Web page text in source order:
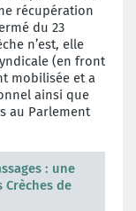
récupération
du 23
n’est, elle
(en front
mobilisée et a
ainsi que
au Parlement
: une
de